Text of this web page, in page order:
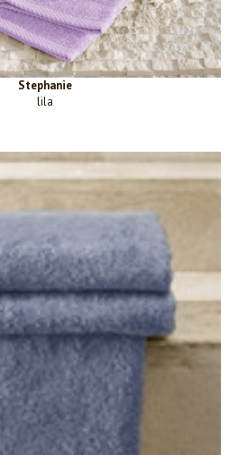
Stephanie
lila